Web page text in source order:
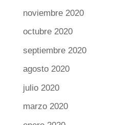
noviembre 2020
octubre 2020
septiembre 2020
agosto 2020
julio 2020
marzo 2020